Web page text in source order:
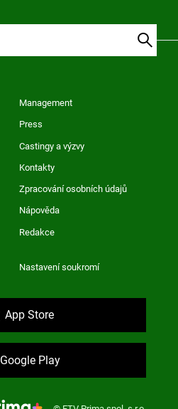
Management
Press
Castingy a výzvy
Kontakty
Zpracování osobních údajů
Nápověda
Redakce
Nastavení soukromí
App Store
Google Play